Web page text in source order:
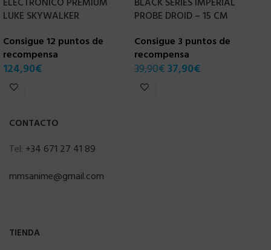
LUKE SKYWALKER
Consigue 12 puntos de
recompensa
124,90€
PROBE DROID – 15 CM
Consigue 3 puntos de
recompensa
39,90€37,90€
CONTACTO
Tel: +34 671 27 41 89
mmsanime@gmail.com
TIENDA